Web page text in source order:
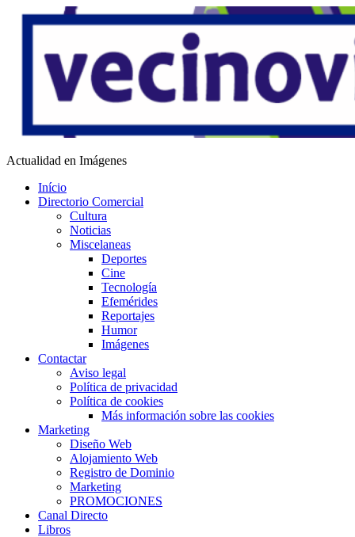
Saltar
Vecino Virtual
Actualidad en Imágenes
Início
Directorio Comercial
Cultura
Noticias
Miscelaneas
Deportes
Cine
Tecnología
Efemérides
Reportajes
Humor
Imágenes
Contactar
Aviso legal
Política de privacidad
Política de cookies
Más información sobre las cookies
Marketing
Diseño Web
Alojamiento Web
Registro de Dominio
Marketing
PROMOCIONES
Canal Directo
Libros